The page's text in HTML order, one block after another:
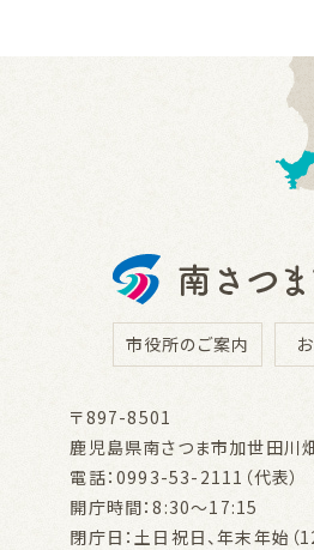
市役所のご案内
〒897-8501
鹿児島県南さつま市加世田川
電話：0993-53-2111（代表）
開庁時間：8:30～17:15
閉庁日：土日祝日、年末年始（